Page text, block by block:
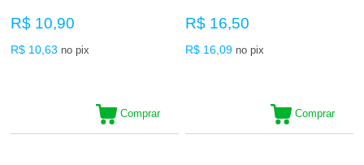
R$ 10,90
R$ 10,63 no pix
Comprar
R$ 16,50
R$ 16,09 no pix
Comprar